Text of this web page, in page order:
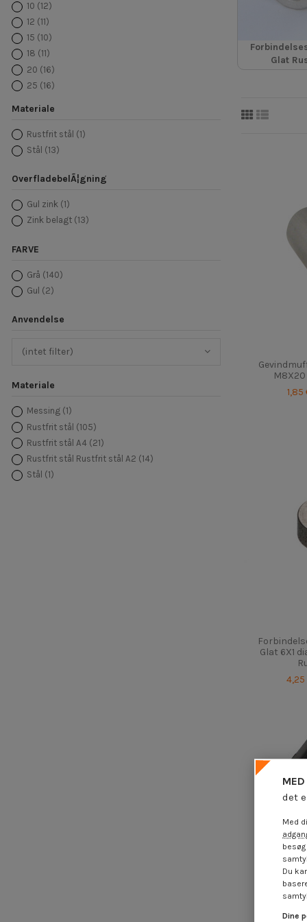
Glat
1,85
Glat 6X1
4,25
10 (12)
12 (11)
15 (10)
18 (11)
20 (16)
25 (16)
40(6)
50(8)
Materiale
Rustfrit stål (1)
Stål (13)
OverfladebelÃ¦gning
Gul zink (1)
Zink belagt (13)
FARVE
Grå (140)
Gul (2)
Anvendelse
(intet filter)
Materiale
Messing (1)
Rustfrit stål (105)
Rustfrit stål A4 (21)
Rustfrit stål Rustfrit stål A2 (14)
Stål (1)
det
Med
Du
Dine